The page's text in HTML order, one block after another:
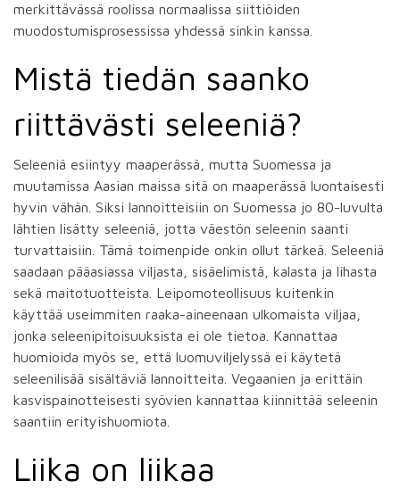
merkittävässä roolissa normaalissa siittiöiden
muodostumisprosessissa yhdessä sinkin kanssa.
Mistä tiedän saanko
riittävästi seleeniä?
Seleeniä esiintyy maaperässä, mutta Suomessa ja
muutamissa Aasian maissa sitä on maaperässä luontaisesti
hyvin vähän. Siksi lannoitteisiin on Suomessa jo 80-luvulta
lähtien lisätty seleeniä, jotta väestön seleenin saanti
turvattaisiin. Tämä toimenpide onkin ollut tärkeä. Seleeniä
saadaan pääasiassa viljasta, sisäelimistä, kalasta ja lihasta
sekä maitotuotteista. Leipomoteollisuus kuitenkin
käyttää useimmiten raaka-aineenaan ulkomaista viljaa,
jonka seleenipitoisuuksista ei ole tietoa. Kannattaa
huomioida myös se, että luomuviljelyssä ei käytetä
seleenilisää sisältäviä lannoitteita. Vegaanien ja erittäin
kasvispainotteisesti syövien kannattaa kiinnittää seleenin
saantiin erityishuomiota.
Liika on liikaa